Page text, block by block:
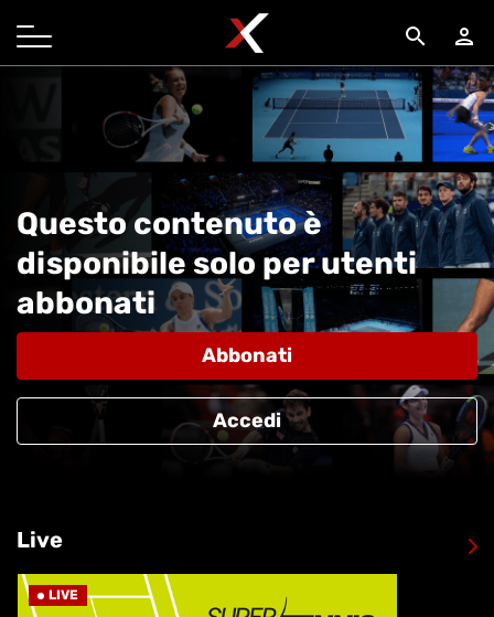
search person
Questo contenuto è
disponibile solo per utenti
abbonati
Abbonati
Accedi
Live
LIVE